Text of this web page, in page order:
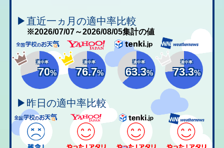
▶直近一ヵ月の適中率比較
※2026/07/07～2026/08/05集計の値
適中率
70%
適中率
76.7%
適中率
63.3%
適中率
73.3%
▶昨日の適中率比較